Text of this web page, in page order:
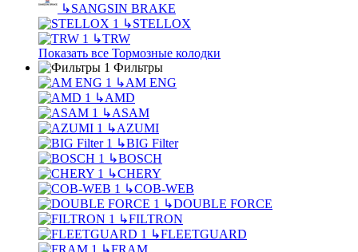
↳SANGSIN BRAKE
↳STELLOX
↳TRW
Показать все Тормозные колодки
Фильтры
↳AM ENG
↳AMD
↳ASAM
↳AZUMI
↳BIG Filter
↳BOSCH
↳CHERY
↳COB-WEB
↳DOUBLE FORCE
↳FILTRON
↳FLEETGUARD
↳FRAM